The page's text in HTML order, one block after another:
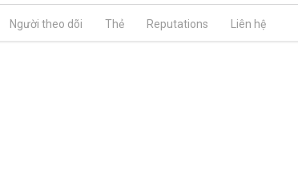
Người theo dõi Thẻ Reputations Liên hệ